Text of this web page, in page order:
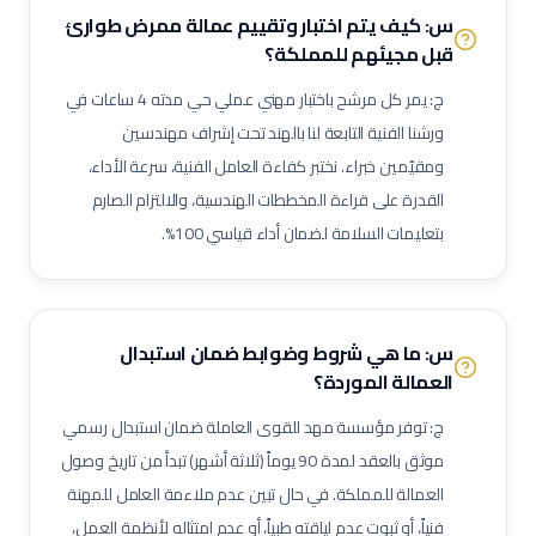
فني لوحات توزيع كهربائية
فني توصيل كابلات
فني إضاءة
فني تركيبات صحية
فني شبكات صرف صحي
مشغل محطة صرف صحي (STP)
فني مضخات
فني كمبروسرات
فني غلايات مياه
فني تبريد
فني عزل أنابيب وقنوات
فني أنظمة تحكم وآلات دقيقة
فني أنظمة تكييف متغير التدفق (VRF)
فني وحدات مناولة هواء (AHU)
فني وحدات ملف ومروحة (FCU)
فني أشعة مقطعية
فني رنين مغناطيسي
فني أسنان
أخصائي صحة فم وأسنان
فني بصريات / عيون
فني قسطرة وقلب
مساعد صيدلي
موظف استقبال طبي
مساعد تمريض جناح (Ward Boy)
س: كيف يتم اختبار وتقييم عمالةممرض طوارئ
قبل مجيئهم للمملكة؟
ج: يمر كل مرشح باختبار مهني عملي حي مدته 4 ساعات في
ورشنا الفنية التابعة لنا بالهند تحت إشراف مهندسين
ومقيّمين خبراء. نختبر كفاءة العامل الفنية، سرعة الأداء،
القدرة على قراءة المخططات الهندسية، والالتزام الصارم
بتعليمات السلامة لضمان أداء قياسي 100%.
س: ما هي شروط وضوابط ضمان استبدال
العمالة الموردة؟
ج: توفر مؤسسة مهد للقوى العاملة ضمان استبدال رسمي
موثق بالعقد لمدة 90 يوماً (ثلاثة أشهر) تبدأ من تاريخ وصول
العمالة للمملكة. في حال تبين عدم ملاءمة العامل للمهنة
فنياً، أو ثبوت عدم لياقته طبياً، أو عدم امتثاله لأنظمة العمل،